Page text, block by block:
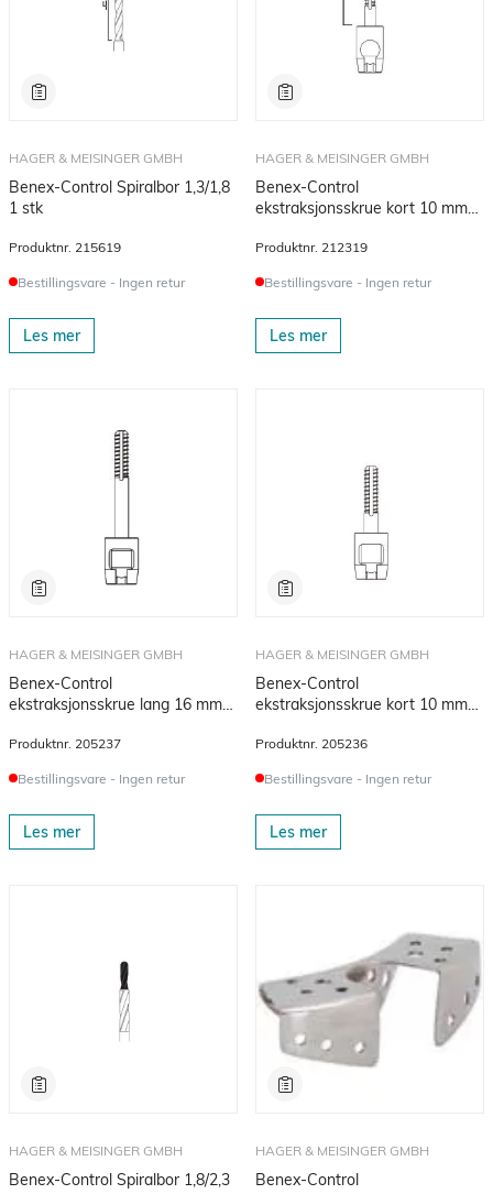
HAGER & MEISINGER GMBH
Benex-Control Spiralbor 1,3/1,8
1 stk
Produktnr. 215619
Bestillingsvare - Ingen retur
Les mer
HAGER & MEISINGER GMBH
Benex-Control
ekstraksjonsskrue kort 10 mm
Produktnr. 212319
Bestillingsvare - Ingen retur
Les mer
HAGER & MEISINGER GMBH
Benex-Control
ekstraksjonsskrue lang 16 mm
Produktnr. 205237
Bestillingsvare - Ingen retur
Les mer
HAGER & MEISINGER GMBH
Benex-Control
ekstraksjonsskrue kort 10 mm
Produktnr. 205236
Bestillingsvare - Ingen retur
Les mer
HAGER & MEISINGER GMBH
Benex-Control Spiralbor 1,8/2,3
HAGER & MEISINGER GMBH
Benex-Control